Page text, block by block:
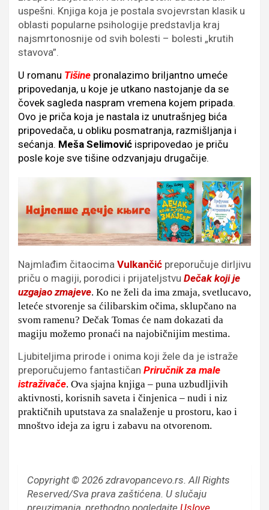
uspešni. Knjiga koja je postala svojevrstan klasik u
oblasti popularne psihologije predstavlja kraj
najsmrtonosnije od svih bolesti – bolesti „krutih
stavova”.
U romanu Tišine pronalazimo briljantno umeće
pripovedanja, u koje je utkano nastojanje da se
čovek sagleda naspram vremena kojem pripada.
Ovo je priča koja je nastala iz unutrašnjeg bića
pripovedača, u obliku posmatranja, razmišljanja i
sećanja. Meša Selimović ispripovedao je priču
posle koje sve tišine odzvanjaju drugačije.
Najmlađim čitaocima Vulkančić preporučuje dirljivu
priču o magiji, porodici i prijateljstvu Dečak koji je
uzgajao zmajeve. Ko ne želi da ima zmaja, svetlucavo,
leteće stvorenje sa ćilibarskim očima, sklupčano na
svom ramenu? Dečak Tomas će nam dokazati da
magiju možemo pronaći na najobičnijim mestima.
Ljubiteljima prirode i onima koji žele da je istraže
preporučujemo fantastičan Priručnik za male
istraživače. Ova sjajna knjiga – puna uzbudljivih
aktivnosti, korisnih saveta i činjenica – nudi i niz
praktičnih uputstava za snalaženje u prostoru, kao i
mnoštvo ideja za igru i zabavu na otvorenom.
Copyright © 2026 zdravopancevo.rs. All Rights
Reserved/Sva prava zaštićena. U slučaju